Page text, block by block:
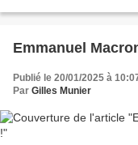
Emmanuel
Publié le 20/01/2025 à
Par Gilles Munier